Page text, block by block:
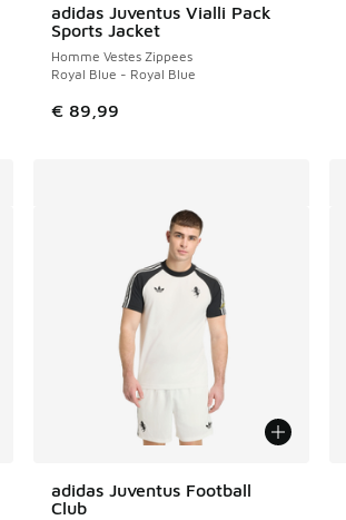
adidas Juventus Vialli Pack
Sports Jacket
Homme Vestes Zippees
Royal Blue - Royal Blue
€ 89,99
adidas Juventus Football
Club